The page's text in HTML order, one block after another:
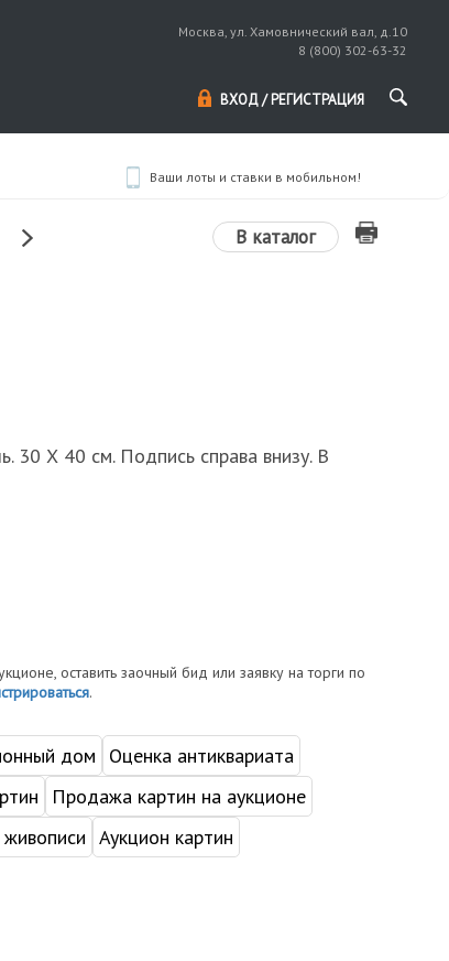
Москва, ул. Хамовнический вал, д.10
8 (800) 302-63-32
ВХОД / РЕГИСТРАЦИЯ
Ваши лоты и ставки в мобильном!
В каталог
30 Х 40 см. Подпись справа внизу. В
оставить заочный бид или заявку на торги по
.
дом
Оценка антиквариата
Продажа картин на аукционе
Аукцион картин